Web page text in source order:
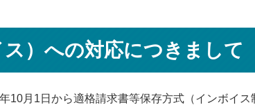
ス）への対応につきまして
月1日から適格請求書等保存方式（インボイス